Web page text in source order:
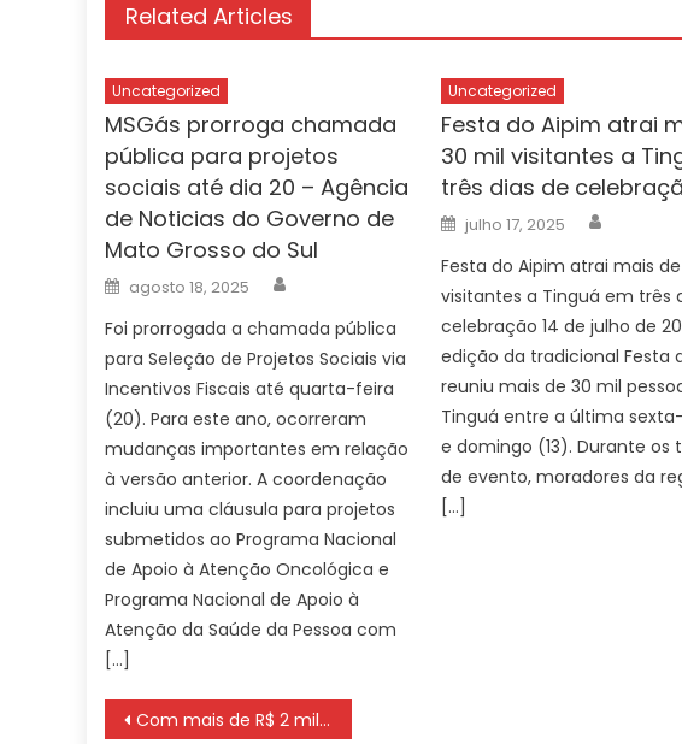
Related Articles
Uncategorized
MSGás prorroga chamada
pública para projetos
sociais até dia 20 – Agência
de Noticias do Governo de
Mato Grosso do Sul
Posted
on
agosto 18, 2025
Foi prorrogada a chamada pública
para Seleção de Projetos Sociais via
Incentivos Fiscais até quarta-feira
(20). Para este ano, ocorreram
mudanças importantes em relação
à versão anterior. A coordenação
incluiu uma cláusula para projetos
submetidos ao Programa Nacional
de Apoio à Atenção Oncológica e
Programa Nacional de Apoio à
Atenção da Saúde da Pessoa com
[…]
Uncategorized
Festa do Aipim atrai
30 mil visitantes a
três dias de
Posted
on
julho 17, 2025
Festa do Aipim atrai mais
visitantes a Tinguá em três
celebração 14 de julho de
edição da tradicional Festa
reuniu mais de 30 mil
Tinguá entre a última sexta-
e domingo (13). Durante os
de evento, moradores da
[…]
Navegação
Com mais de R$ 2 milhões para fomentar cultura, inscrições do FIC para pessoa jurídica abrem dia 23